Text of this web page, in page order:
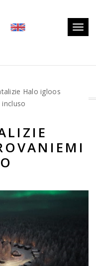
Halo igloos